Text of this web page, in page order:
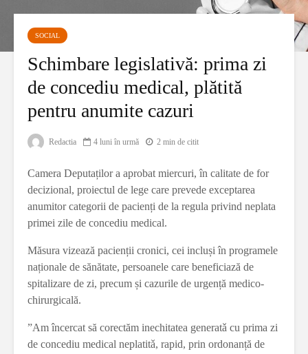
SOCIAL
Schimbare legislativă: prima zi
de concediu medical, plătită
pentru anumite cazuri
Redactia 4 luni în urmă 2 min de citit
Camera Deputaților a aprobat miercuri, în calitate de for
decizional, proiectul de lege care prevede exceptarea
anumitor categorii de pacienți de la regula privind neplata
primei zile de concediu medical.
Măsura vizează pacienții cronici, cei incluși în programele
naționale de sănătate, persoanele care beneficiază de
spitalizare de zi, precum și cazurile de urgență medico-
chirurgicală.
”Am încercat să corectăm inechitatea generatǎ cu prima zi
de concediu medical neplatitǎ, rapid, prin ordonanță de